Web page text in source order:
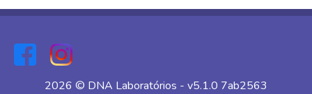
2026 © DNA Laboratórios - v5.1.0 7ab2563